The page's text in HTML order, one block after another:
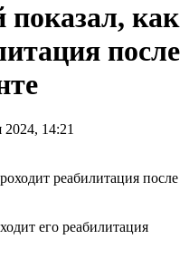
как
после
14:21
его реабилитация